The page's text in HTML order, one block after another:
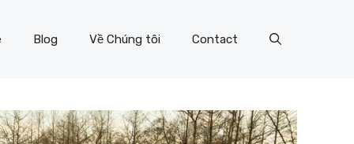
Blog Về Chúng tôi Contact